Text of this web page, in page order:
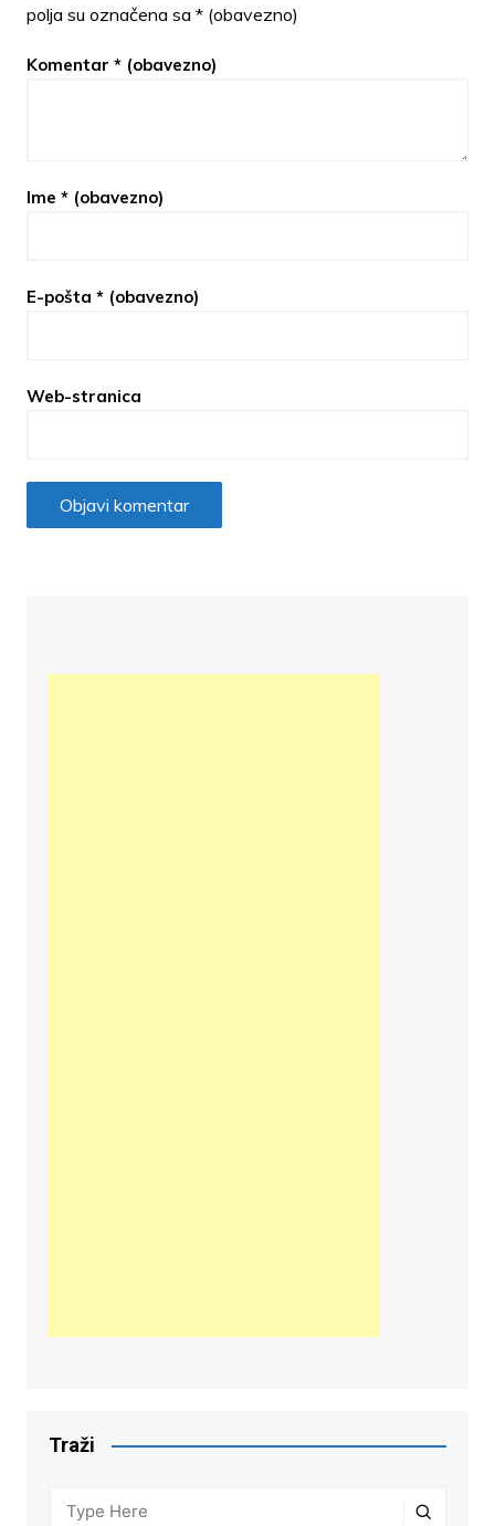
polja su označena sa * (obavezno)
Komentar * (obavezno)
Ime * (obavezno)
E-pošta * (obavezno)
Web-stranica
Traži